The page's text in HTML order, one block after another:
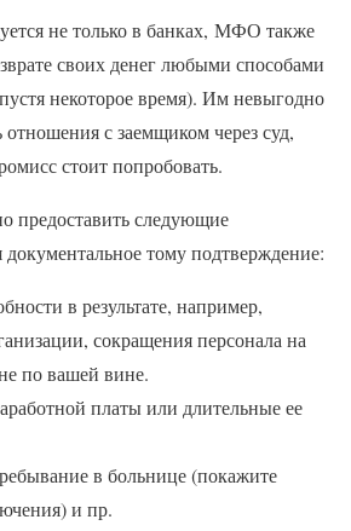
не только в банках, МФО также
своих денег любыми способами
некоторое время). Им невыгодно
с заемщиком через суд,
стоит попробовать.
предоставить следующие
тому подтверждение:
в результате, например,
сокращения персонала на
по вашей вине.
платы или длительные ее
в больнице (покажите
и пр.